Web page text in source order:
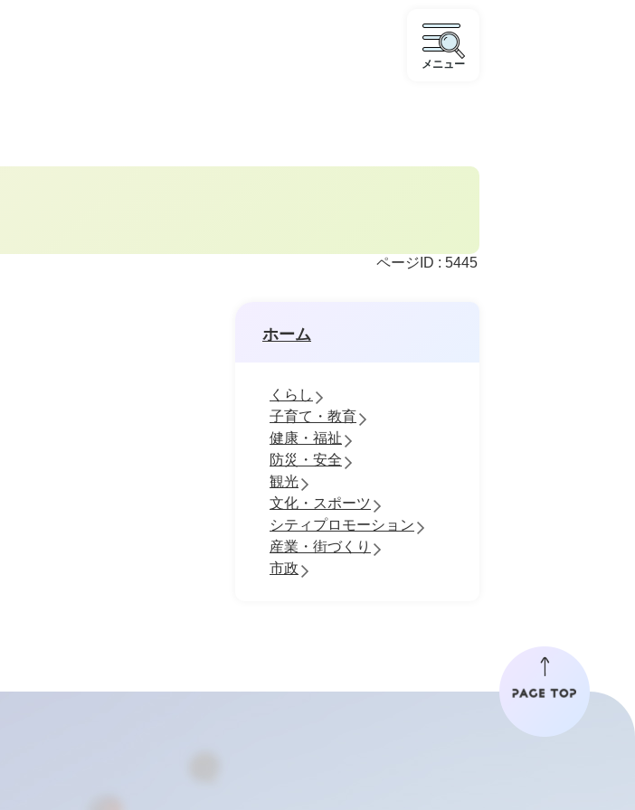
メニュー
ページID : 5445
ホーム
くらし
子育て・教育
健康・福祉
防災・安全
観光
文化・スポーツ
シティプロモーション
産業・街づくり
市政